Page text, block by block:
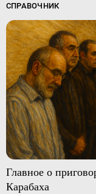
СПРАВОЧНИК
Главное о
Карабаха